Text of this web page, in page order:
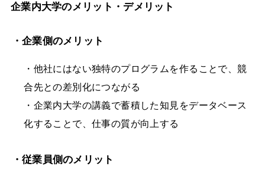
企業内大学のメリット・デメリット
・企業側のメリット
・他社にはない独特のプログラムを作ることで、競
合先との差別化につながる
・企業内大学の講義で蓄積した知見をデータベース
化することで、仕事の質が向上する
・従業員側のメリット